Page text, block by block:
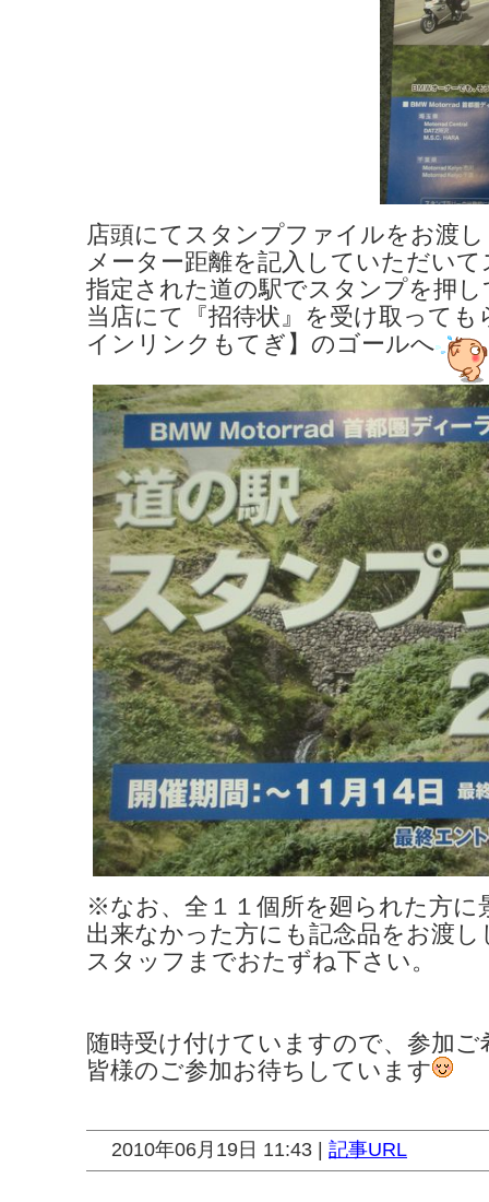
店頭にてスタンプファイルをお渡
メーター距離を記入していただい
指定された道の駅でスタンプを押
当店にて『招待状』を受け取っても
インリンクもてぎ】のゴールへ
※なお、全１１個所を廻られた方に
出来なかった方にも記念品をお渡
スタッフまでおたずね下さい。
随時受け付けていますので、参加
皆様のご参加お待ちしています
2010年06月19日 11:43 | 記事URL